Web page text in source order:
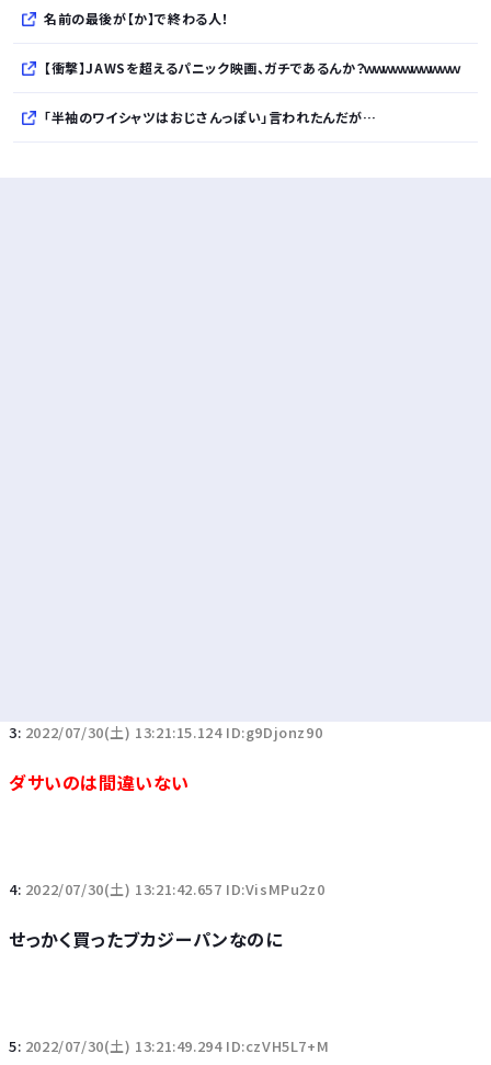
名前の最後が【か】で終わる人！
【衝撃】JAWSを超えるパニック映画、ガチであるんか？ｗｗｗｗｗｗｗｗｗｗ
「半袖のワイシャツはおじさんっぽい」言われたんだが…
3: 2022/07/30(土) 13:21:15.124 ID:g9Djonz90
ダサいのは間違いない
4: 2022/07/30(土) 13:21:42.657 ID:VisMPu2z0
せっかく買ったブカジーパンなのに
5: 2022/07/30(土) 13:21:49.294 ID:czVH5L7+M